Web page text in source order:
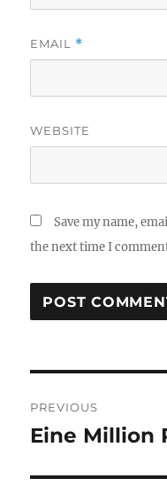
EMAIL *
WEBSITE
Save my name,
the next time I
navigation
PREVIOUS
Previous
Eine Million